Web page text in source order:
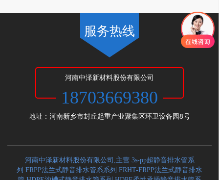
服务热线
河南中泽新材料股份有限公司
18703669380
地址：河南新乡市封丘起重产业聚集区环卫设备园8号
河南中泽新材料股份有限公司,主营 3s-pp超静音排水管系
列 FRPP法兰式静音排水管系系列 FRHT-FRPP法兰式静音排水